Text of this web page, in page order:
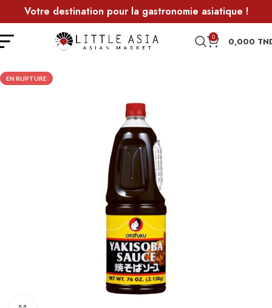
Votre destination pour la gastronomie asiatique !
0 0,000
EN RUPTURE